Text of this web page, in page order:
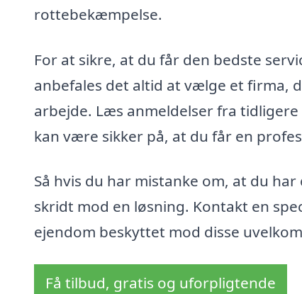
rottebekæmpelse.
For at sikre, at du får den bedste
anbefales det altid at vælge et firma,
arbejde. Læs anmeldelser fra
kan være sikker på, at du får en
Så hvis du har mistanke om, at du
skridt mod en løsning. Kontakt en
ejendom beskyttet mod disse
Få tilbud, gratis og uforpligtende